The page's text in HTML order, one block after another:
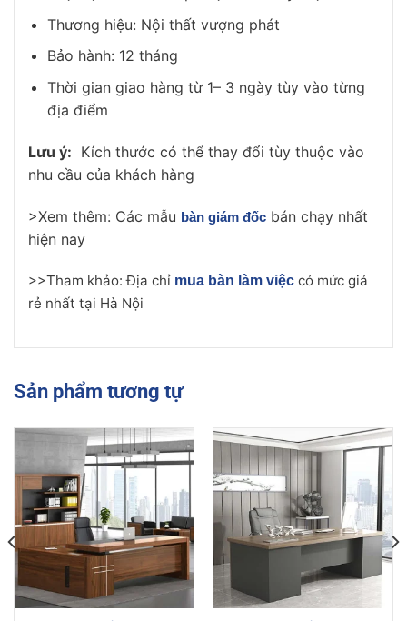
Thương hiệu: Nội thất vượng phát
Bảo hành: 12 tháng
Thời gian giao hàng từ 1– 3 ngày tùy vào từng
địa điểm
Lưu ý: Kích thước có thể thay đổi tùy thuộc vào
nhu cầu của khách hàng
>Xem thêm: Các mẫu bàn giám đốc bán chạy nhất
hiện nay
>>Tham khảo: Địa chỉ mua bàn làm việc có mức giá
rẻ nhất tại Hà Nội
Sản phẩm tương tự